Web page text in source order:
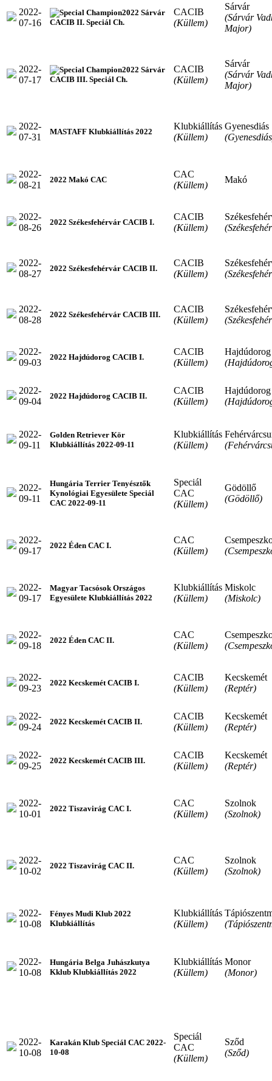
2022-
07-16
2022 Sárvár
CACIB II. Speciál Ch.
CACIB
(Küllem)
Sárvár
(Sárvár
Major)
2022-
07-17
2022 Sárvár
CACIB III. Speciál Ch.
CACIB
(Küllem)
Sárvár
(Sárvár
Major)
2022-
07-31
MASTAFF Klubkiállítás 2022
Klubkiállítás
(Küllem)
Gyenesdiás
2022-
08-21
2022 Makó CAC
CAC
(Küllem)
Makó
2022-
08-26
2022 Székesfehérvár CACIB I.
CACIB
(Küllem)
2022-
08-27
2022 Székesfehérvár CACIB II.
CACIB
(Küllem)
2022-
08-28
2022 Székesfehérvár CACIB III.
CACIB
(Küllem)
2022-
09-03
2022 Hajdúdorog CACIB I.
CACIB
(Küllem)
Hajdúdorog
2022-
09-04
2022 Hajdúdorog CACIB II.
CACIB
(Küllem)
Hajdúdorog
2022-
09-11
Golden Retriever Kör
Klubkiállítás 2022-09-11
Klubkiállítás
(Küllem)
2022-
09-11
Hungária Terrier Tenyésztők
Kynológiai Egyesülete Speciál
CAC 2022-09-11
Speciál
CAC
(Küllem)
Gödöllő
(Gödöllő)
2022-
09-17
2022 Éden CAC I.
CAC
(Küllem)
2022-
09-17
Magyar Tacsósok Országos
Egyesülete Klubkiállítás 2022
Klubkiállítás
(Küllem)
Miskolc
(Miskolc)
2022-
09-18
2022 Éden CAC II.
CAC
(Küllem)
2022-
09-23
2022 Kecskemét CACIB I.
CACIB
(Küllem)
Kecskemét
(Reptér)
2022-
09-24
2022 Kecskemét CACIB II.
CACIB
(Küllem)
Kecskemét
(Reptér)
2022-
09-25
2022 Kecskemét CACIB III.
CACIB
(Küllem)
Kecskemét
(Reptér)
2022-
10-01
2022 Tiszavirág CAC I.
CAC
(Küllem)
Szolnok
(Szolnok)
2022-
10-02
2022 Tiszavirág CAC II.
CAC
(Küllem)
Szolnok
(Szolnok)
2022-
10-08
Fényes Mudi Klub 2022
Klubkiállítás
Klubkiállítás
(Küllem)
2022-
10-08
Hungária Belga Juhászkutya
Kklub Klubkiállítás 2022
Klubkiállítás
(Küllem)
Monor
(Monor)
2022-
10-08
Karakán Klub Speciál CAC 2022-
10-08
Speciál
CAC
(Küllem)
Sződ
(Sződ)